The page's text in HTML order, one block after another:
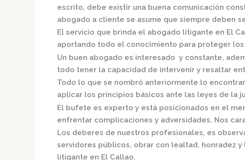
escrito, debe existir una buena comunicación
abogado a cliente se asume que siempre deben
El servicio que brinda el abogado litigante en El
aportando todo el conocimiento para proteger
Un buen abogado es interesado y constante,
todo tener la capacidad de intervenir y resaltar
Todo lo que se nombró anteriormente lo
aplicar los principios básicos ante las leyes de la
El bufete es experto y está posicionados en el
enfrentar complicaciones y adversidades. Nos
Los deberes de nuestros profesionales, es
servidores públicos, obrar con lealtad, honradez
litigante en El Callao.